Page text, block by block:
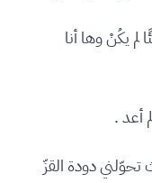
يكُنْ وها أنا
أعد .
دودة القزّ